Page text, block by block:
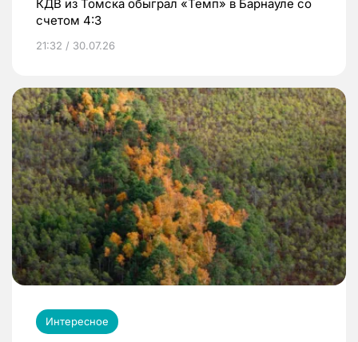
КДВ из Томска обыграл «Темп» в Барнауле со
счетом 4:3
21:32 / 30.07.26
Интересное